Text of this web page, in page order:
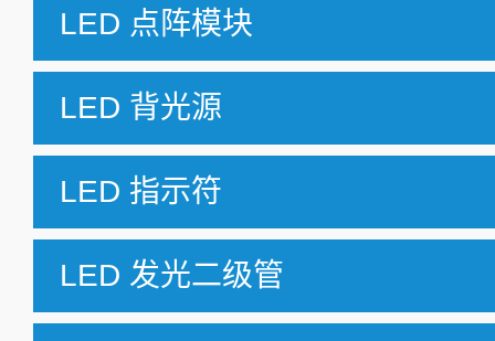
LED 点阵模块
LED 背光源
LED 指示符
LED 发光二级管